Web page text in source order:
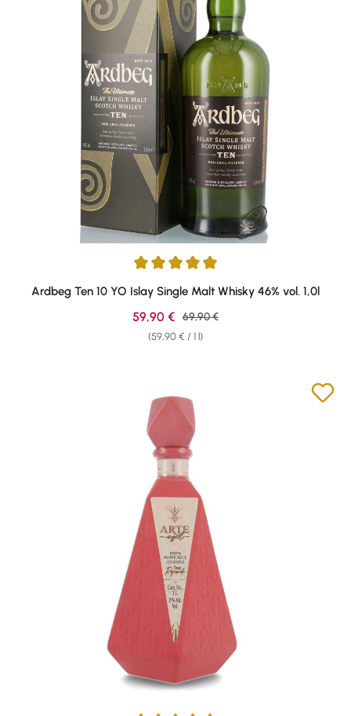
Average rating of 4.88 out of 5 stars
Ardbeg Ten 10 YO Islay Single Malt Whisky 46% vol. 1,0l
(59,90 € / 1 l)
Sale price:
59,90 € Regular price:
69,90 €